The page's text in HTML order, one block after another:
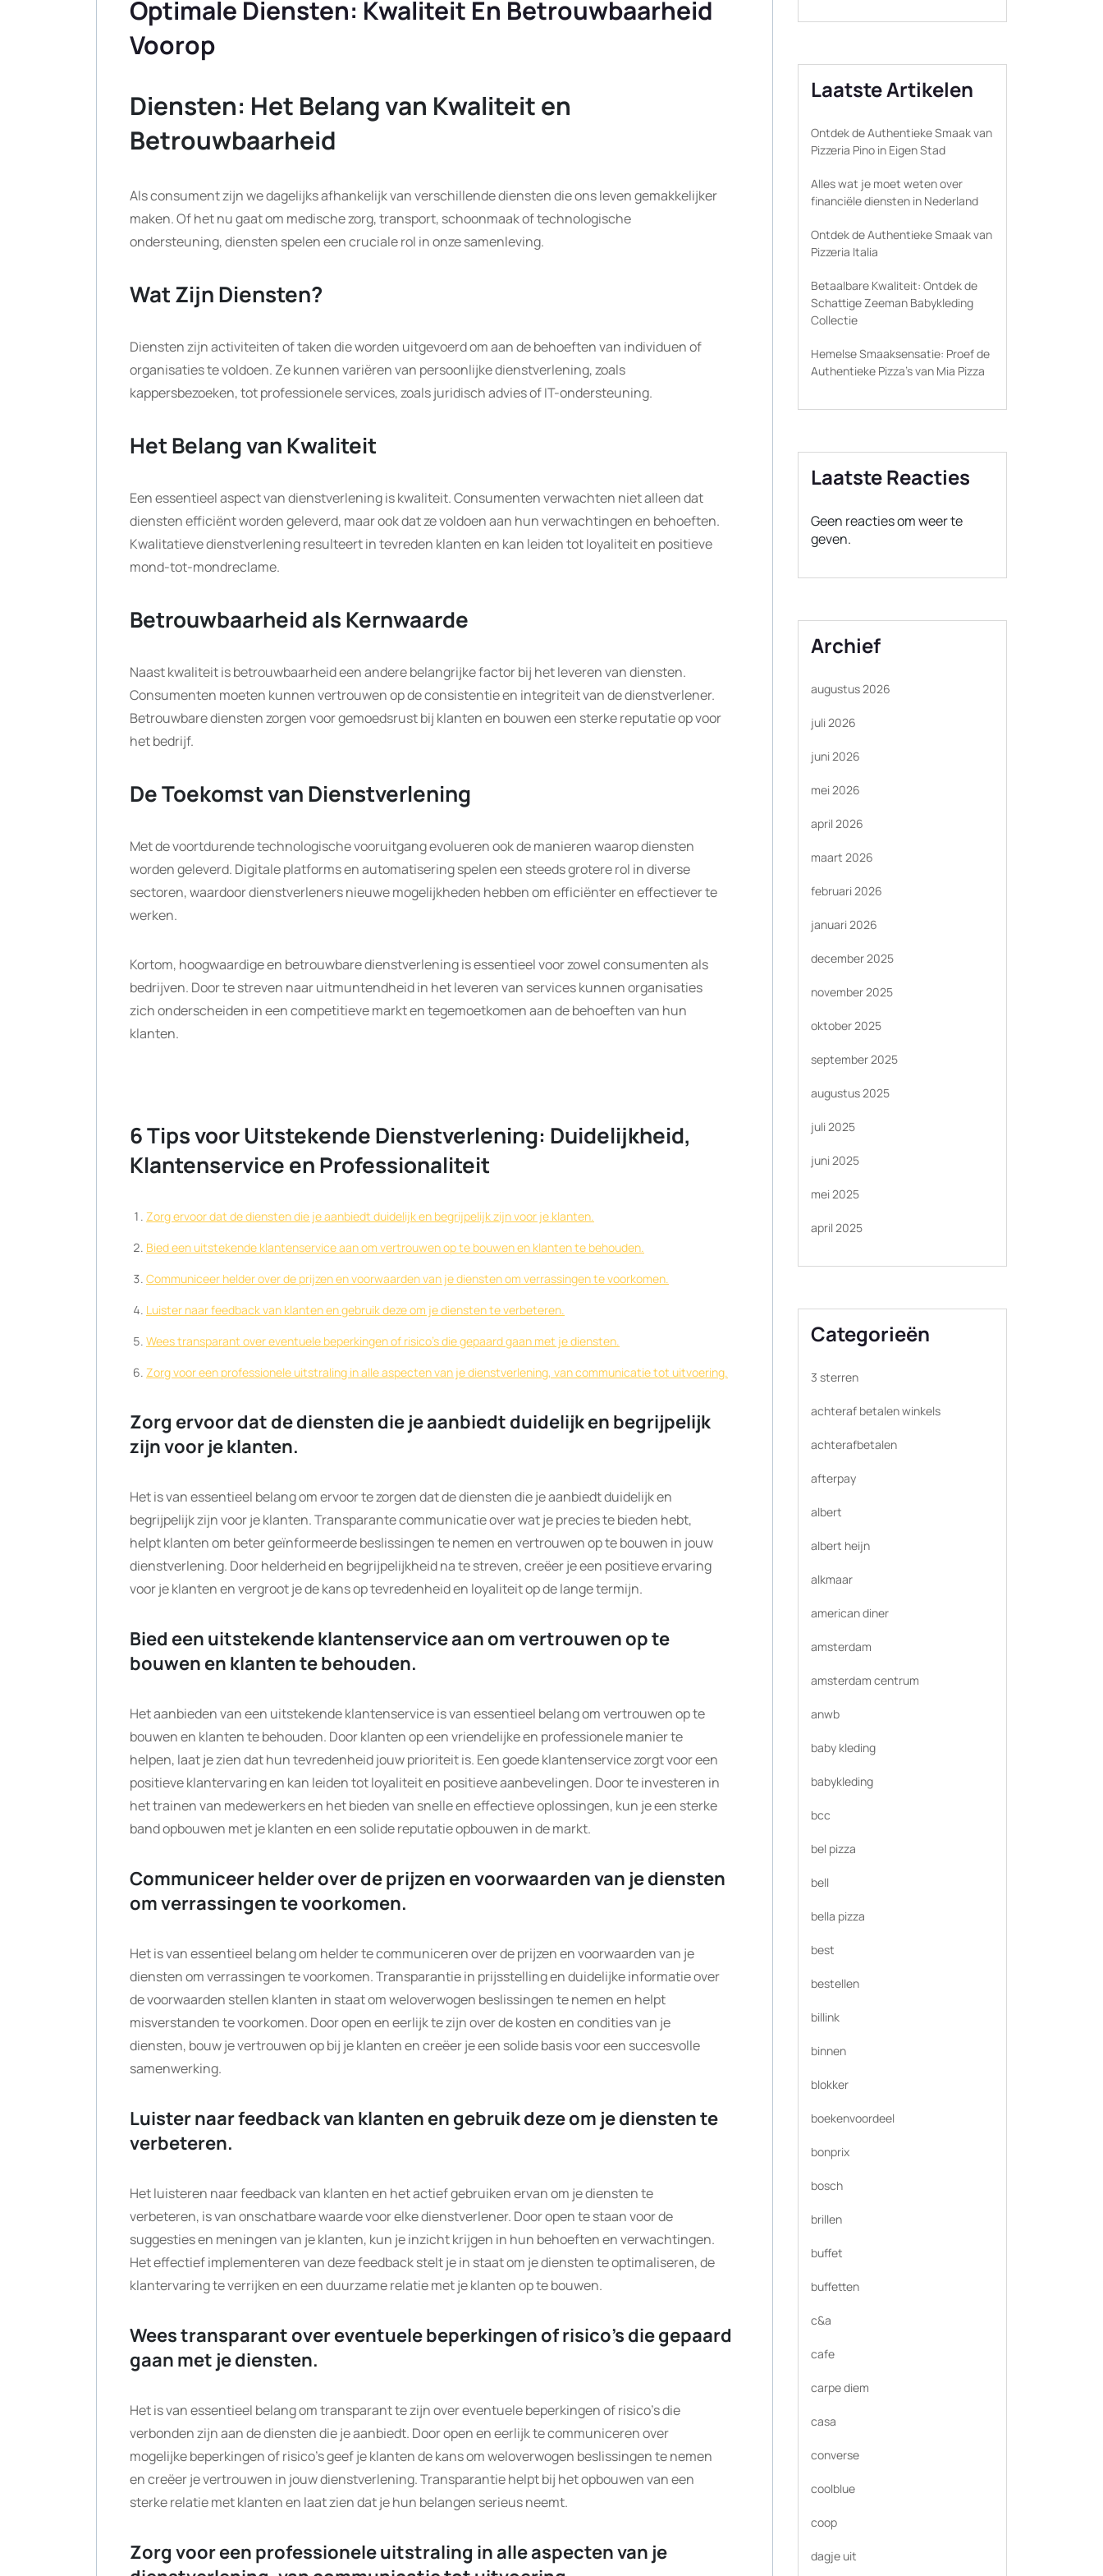
Optimale Diensten: Kwaliteit En Betrouwbaarheid
Voorop
Diensten: Het Belang van Kwaliteit en
Betrouwbaarheid
Als consument zijn we dagelijks afhankelijk van verschillende diensten die ons leven gemakkelijker
maken. Of het nu gaat om medische zorg, transport, schoonmaak of technologische
ondersteuning, diensten spelen een cruciale rol in onze samenleving.
Wat Zijn Diensten?
Diensten zijn activiteiten of taken die worden uitgevoerd om aan de behoeften van individuen of
organisaties te voldoen. Ze kunnen variëren van persoonlijke dienstverlening, zoals
kappersbezoeken, tot professionele services, zoals juridisch advies of IT-ondersteuning.
Het Belang van Kwaliteit
Een essentieel aspect van dienstverlening is kwaliteit. Consumenten verwachten niet alleen dat
diensten efficiënt worden geleverd, maar ook dat ze voldoen aan hun verwachtingen en behoeften.
Kwalitatieve dienstverlening resulteert in tevreden klanten en kan leiden tot loyaliteit en positieve
mond-tot-mondreclame.
Betrouwbaarheid als Kernwaarde
Naast kwaliteit is betrouwbaarheid een andere belangrijke factor bij het leveren van diensten.
Consumenten moeten kunnen vertrouwen op de consistentie en integriteit van de dienstverlener.
Betrouwbare diensten zorgen voor gemoedsrust bij klanten en bouwen een sterke reputatie op voor
het bedrijf.
De Toekomst van Dienstverlening
Met de voortdurende technologische vooruitgang evolueren ook de manieren waarop diensten
worden geleverd. Digitale platforms en automatisering spelen een steeds grotere rol in diverse
sectoren, waardoor dienstverleners nieuwe mogelijkheden hebben om efficiënter en effectiever te
werken.
Kortom, hoogwaardige en betrouwbare dienstverlening is essentieel voor zowel consumenten als
bedrijven. Door te streven naar uitmuntendheid in het leveren van services kunnen organisaties
zich onderscheiden in een competitieve markt en tegemoetkomen aan de behoeften van hun
klanten.
6 Tips voor Uitstekende Dienstverlening: Duidelijkheid,
Klantenservice en Professionaliteit
Zorg ervoor dat de diensten die je aanbiedt duidelijk en begrijpelijk zijn voor je klanten.
Bied een uitstekende klantenservice aan om vertrouwen op te bouwen en klanten te behouden.
Communiceer helder over de prijzen en voorwaarden van je diensten om verrassingen te voorkomen.
Luister naar feedback van klanten en gebruik deze om je diensten te verbeteren.
Wees transparant over eventuele beperkingen of risico’s die gepaard gaan met je diensten.
Zorg voor een professionele uitstraling in alle aspecten van je dienstverlening, van communicatie tot uitvoering.
Zorg ervoor dat de diensten die je aanbiedt duidelijk en begrijpelijk
zijn voor je klanten.
Het is van essentieel belang om ervoor te zorgen dat de diensten die je aanbiedt duidelijk en
begrijpelijk zijn voor je klanten. Transparante communicatie over wat je precies te bieden hebt,
helpt klanten om beter geïnformeerde beslissingen te nemen en vertrouwen op te bouwen in jouw
dienstverlening. Door helderheid en begrijpelijkheid na te streven, creëer je een positieve ervaring
voor je klanten en vergroot je de kans op tevredenheid en loyaliteit op de lange termijn.
Bied een uitstekende klantenservice aan om vertrouwen op te
bouwen en klanten te behouden.
Het aanbieden van een uitstekende klantenservice is van essentieel belang om vertrouwen op te
bouwen en klanten te behouden. Door klanten op een vriendelijke en professionele manier te
helpen, laat je zien dat hun tevredenheid jouw prioriteit is. Een goede klantenservice zorgt voor een
positieve klantervaring en kan leiden tot loyaliteit en positieve aanbevelingen. Door te investeren in
het trainen van medewerkers en het bieden van snelle en effectieve oplossingen, kun je een sterke
band opbouwen met je klanten en een solide reputatie opbouwen in de markt.
Communiceer helder over de prijzen en voorwaarden van je diensten
om verrassingen te voorkomen.
Het is van essentieel belang om helder te communiceren over de prijzen en voorwaarden van je
diensten om verrassingen te voorkomen. Transparantie in prijsstelling en duidelijke informatie over
de voorwaarden stellen klanten in staat om weloverwogen beslissingen te nemen en helpt
misverstanden te voorkomen. Door open en eerlijk te zijn over de kosten en condities van je
diensten, bouw je vertrouwen op bij je klanten en creëer je een solide basis voor een succesvolle
samenwerking.
Luister naar feedback van klanten en gebruik deze om je diensten te
verbeteren.
Het luisteren naar feedback van klanten en het actief gebruiken ervan om je diensten te
verbeteren, is van onschatbare waarde voor elke dienstverlener. Door open te staan voor de
suggesties en meningen van je klanten, kun je inzicht krijgen in hun behoeften en verwachtingen.
Het effectief implementeren van deze feedback stelt je in staat om je diensten te optimaliseren, de
klantervaring te verrijken en een duurzame relatie met je klanten op te bouwen.
Wees transparant over eventuele beperkingen of risico’s die gepaard
gaan met je diensten.
Het is van essentieel belang om transparant te zijn over eventuele beperkingen of risico’s die
verbonden zijn aan de diensten die je aanbiedt. Door open en eerlijk te communiceren over
mogelijke beperkingen of risico’s geef je klanten de kans om weloverwogen beslissingen te nemen
en creëer je vertrouwen in jouw dienstverlening. Transparantie helpt bij het opbouwen van een
sterke relatie met klanten en laat zien dat je hun belangen serieus neemt.
Zorg voor een professionele uitstraling in alle aspecten van je
Laatste Artikelen
Ontdek de Authentieke Smaak van
Pizzeria Pino in Eigen Stad
Alles wat je moet weten over
financiële diensten in Nederland
Ontdek de Authentieke Smaak van
Pizzeria Italia
Betaalbare Kwaliteit: Ontdek de
Schattige Zeeman Babykleding
Collectie
Hemelse Smaaksensatie: Proef de
Authentieke Pizza’s van Mia Pizza
Laatste Reacties
Geen reacties om weer te
geven.
Archief
augustus 2026
juli 2026
juni 2026
mei 2026
april 2026
maart 2026
februari 2026
januari 2026
december 2025
november 2025
oktober 2025
september 2025
augustus 2025
juli 2025
juni 2025
mei 2025
april 2025
Categorieën
3 sterren
achteraf betalen winkels
achterafbetalen
afterpay
albert
albert heijn
alkmaar
american diner
amsterdam
amsterdam centrum
anwb
baby kleding
babykleding
bcc
bel pizza
bell
bella pizza
best
bestellen
billink
binnen
blokker
boekenvoordeel
bonprix
bosch
brillen
buffet
buffetten
c&a
cafe
carpe diem
casa
converse
coolblue
coop
dagje uit